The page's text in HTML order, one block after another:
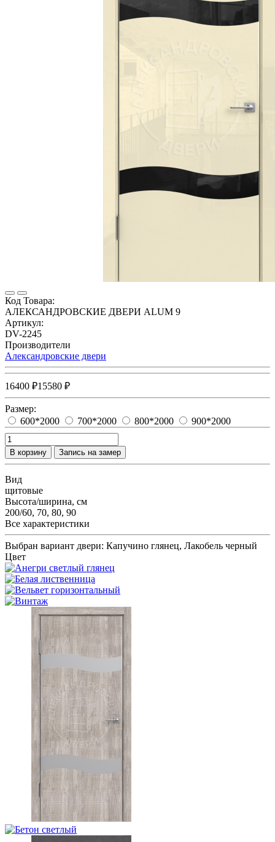
Код Товара:
АЛЕКСАНДРОВСКИЕ ДВЕРИ ALUM 9
Артикул:
DV-2245
Производители
Александровские двери
16400 ₽15580 ₽
Размер:
600*2000
700*2000 800*2000 900*2000
В корзину Запись на замер
Вид
щитовые
Высота/ширина, см
200/60, 70, 80, 90
Все характеристики
Выбран вариант двери: Капучино глянец, Лакобель черный
Цвет